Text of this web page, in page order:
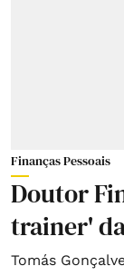
Finanças Pessoais
Doutor
trainer'
Tomás